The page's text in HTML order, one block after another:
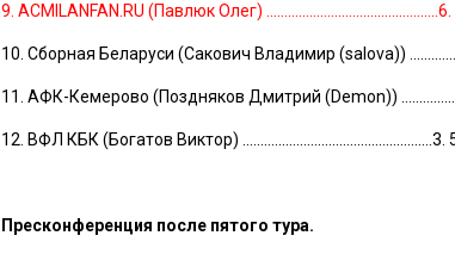
9. ACMILANFAN.RU (Павлюк Олег)
10. Сборная Беларуси (Сакович Владимир (salova))
11. АФК-Кемерово (Поздняков Дмитрий (Demon))
12. ВФЛ КБК (Богатов Виктор)
Пресконференция после пятого тура.